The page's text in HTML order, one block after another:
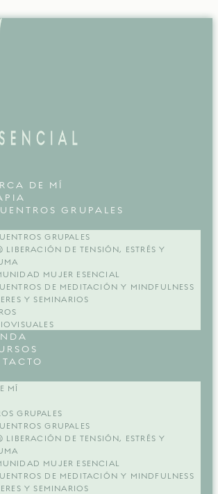
DE MÍ
GRUPALES
GRUPALES
LIBERACIÓN DE TENSIÓN, ESTRÉS Y
MUJER ESENCIAL
DE MEDITACIÓN Y MINDFULNESS
Y SEMINARIOS
MÍ
GRUPALES
GRUPALES
LIBERACIÓN DE TENSIÓN, ESTRÉS Y
MUJER ESENCIAL
DE MEDITACIÓN Y MINDFULNESS
Y SEMINARIOS